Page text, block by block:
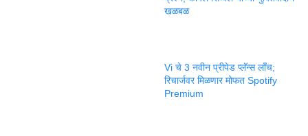
खळबळ
Vi चे 3 नवीन प्रीपेड प्लॅन्स लाँच;
रिचार्जवर मिळणार मोफत Spotify
Premium